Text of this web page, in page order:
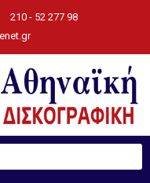
210 - 52 277 98